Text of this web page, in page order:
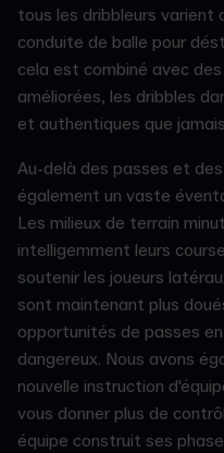
tous les dribbleurs varient
conduite de balle pour
cela est combiné avec
améliorées, les dribbles
et authentiques que
Au-delà des passes et
également un vaste
Les milieux de terrain
intelligemment leurs
soutenir les joueurs
sont maintenant plus
opportunités de passes
dangereux. Nous avons
nouvelle instruction
vous donner plus de
équipe construit ses